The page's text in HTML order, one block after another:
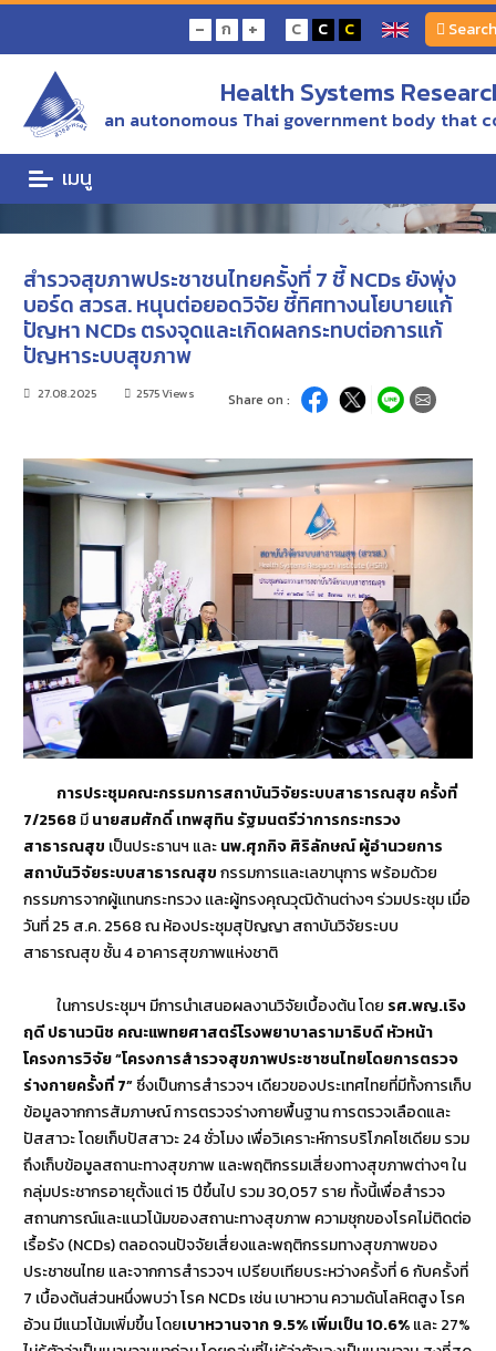
- ก + C C C Search
Health Systems
an autonomous Thai government body that
เมนู
สำรวจสุขภาพประชาชนไทยครั้งที่ 7 ชี้ NCDs ยังพุ่ง บอร์ด สวรส. หนุนต่อยอดวิจัย ชี้ทิศทาง
นโยบายแก้ปัญหา NCDs ตรงจุดและเกิดผลกระทบต่อการแก้ปัญหาระบบสุขภาพ
ข่าว/ความเคลื่อนไหว
ข่าว/ความเคลื่อนไหว
สำรวจสุขภาพประชาชนไทยครั้งที่ 7 ชี้ NCDs ยังพุ่ง
บอร์ด สวรส. หนุนต่อยอดวิจัย ชี้ทิศทางนโยบายแก้
ปัญหา NCDs ตรงจุดและเกิดผลกระทบต่อการแก้
ปัญหาระบบสุขภาพ
27.08.2025 2575 Views Share on :
การประชุมคณะกรรมการสถาบันวิจัยระบบสาธารณสุข ครั้งที่
7/2568มีนายสมศักดิ์ เทพสุทิน รัฐมนตรีว่าการกระทรวง
สาธารณสุข เป็นประธานฯ และนพ.ศุภกิจ ศิริลักษณ์ ผู้อำนวยการ
สถาบันวิจัยระบบสาธารณสุขกรรมการเเละเลขานุการ พร้อมด้วย
กรรมการจากผู้เเทนกระทรวง เเละผู้ทรงคุณวุฒิด้านต่างๆ ร่วมประชุม เมื่อ
วันที่ 25 ส.ค. 2568 ณ ห้องประชุมสุปัญญา สถาบันวิจัยระบบ
สาธารณสุข ชั้น 4 อาคารสุขภาพแห่งชาติ
ในการประชุมฯ มีการนำเสนอผลงานวิจัยเบื้องต้น โดย รศ.พญ.เริง
ฤดี ปธานวนิช คณะแพทยศาสตร์โรงพยาบาลรามาธิบดี หัวหน้า
โครงการวิจัย “โครงการสำรวจสุขภาพประชาชนไทยโดยการตรวจ
ร่างกายครั้งที่ 7”ซึ่งเป็นการสำรวจฯ เดียวของประเทศไทยที่มีทั้งการเก็บ
ข้อมูลจากการสัมภาษณ์ การตรวจร่างกายพื้นฐาน การตรวจเลือดและ
ปัสสาวะ โดยเก็บปัสสาวะ 24 ชั่วโมง เพื่อวิเคราะห์การบริโภคโซเดียม รวม
ถึงเก็บข้อมูลสถานะทางสุขภาพ และพฤติกรรมเสี่ยงทางสุขภาพต่างๆ ใน
กลุ่มประชากรอายุตั้งแต่ 15 ปีขึ้นไป รวม 30,057 ราย ทั้งนี้เพื่อสำรวจ
สถานการณ์และแนวโน้มของสถานะทางสุขภาพ ความชุกของโรคไม่ติดต่อ
เรื้อรัง (NCDs) ตลอดจนปัจจัยเสี่ยงและพฤติกรรมทางสุขภาพของ
ประชาชนไทย และจากการสำรวจฯ เปรียบเทียบระหว่างครั้งที่ 6 กับครั้งที่
7 เบื้องต้นส่วนหนึ่งพบว่า โรค NCDs เช่น เบาหวาน ความดันโลหิตสูง โรค
อ้วน มีแนวโน้มเพิ่มขึ้น โดยเบาหวานจาก 9.5% เพิ่มเป็น 10.6%และ 27%